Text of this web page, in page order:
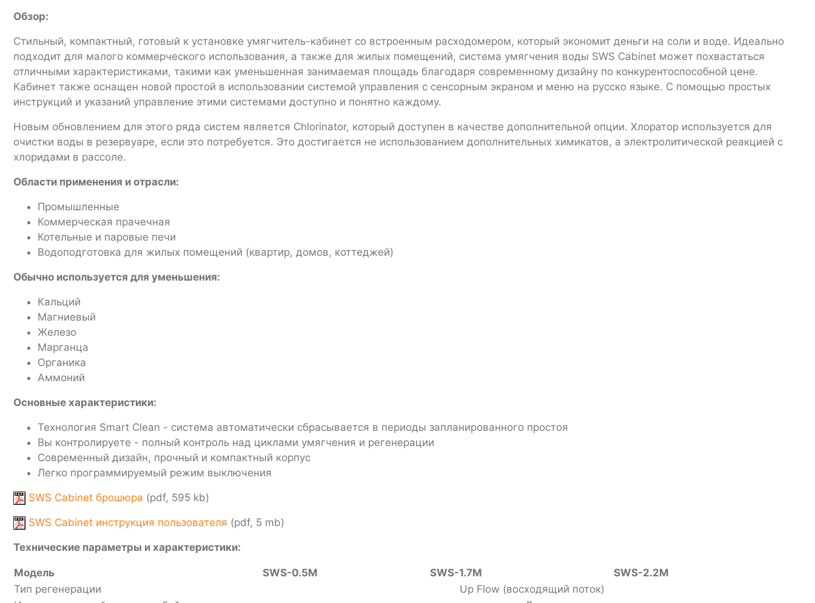
Обзор:
Стильный, компактный, готовый к установке умягчитель-кабинет со встроенным расходомером, который экономит деньги на соли и воде. Идеально
подходит для малого коммерческого использования, а также для жилых помещений, система умягчения воды SWS Cabinet может похвастаться
отличными характеристиками, такими как уменьшенная занимаемая площадь благодаря современному дизайну по конкурентоспособной цене.
Кабинет также оснащен новой простой в использовании системой управления с сенсорным экраном и меню на русско языке. С помощью простых
инструкций и указаний управление этими системами доступно и понятно каждому.
Новым обновлением для этого ряда систем является Chlorinator, который доступен в качестве дополнительной опции. Хлоратор используется для
очистки воды в резервуаре, если это потребуется. Это достигается не использованием дополнительных химикатов, а электролитической реакцией с
хлоридами в рассоле.
Области применения и отрасли:
Промышленные
Коммерческая прачечная
Котельные и паровые печи
Водоподготовка для жилых помещений (квартир, домов, коттеджей)
Обычно используется для уменьшения:
Кальций
Магниевый
Железо
Марганца
Органика
Аммоний
Основные характеристики:
Технология Smart Clean - система автоматически сбрасывается в периоды запланированного простоя
Вы контролируете - полный контроль над циклами умягчения и регенерации
Современный дизайн, прочный и компактный корпус
Легко программируемый режим выключения
SWS Cabinet брошюра (pdf, 595 kb)
SWS Cabinet инструкция пользователя (pdf, 5 mb)
Технические параметры и характеристики:
Модель SWS-0.5M SWS-1.7M
SWS-2.2M
Тип регенерации
Up Flow (восходящий поток)